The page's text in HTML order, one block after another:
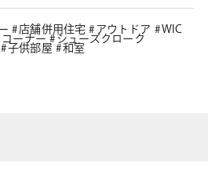
店舗併用住宅 アウトドア
WIC
ーナー
シューズクローク
子供部屋 和室